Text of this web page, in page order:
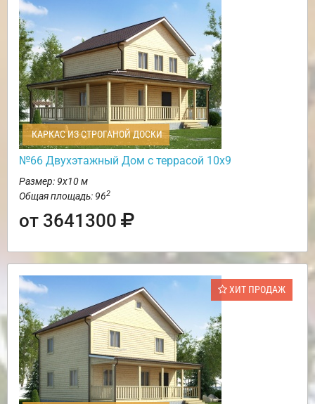
КАРКАС ИЗ СТРОГАНОЙ ДОСКИ
№66 Двухэтажный Дом с террасой 10х9
Размер: 9х10 м
Общая площадь: 962
от 3641300
ХИТ ПРОДАЖ